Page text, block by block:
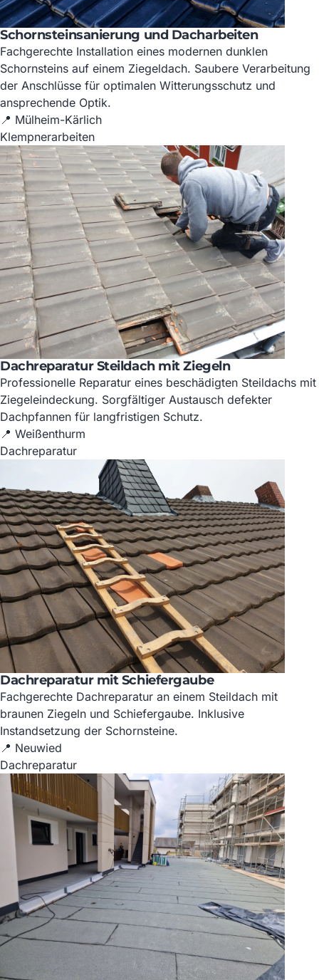
Schornsteinsanierung und Dacharbeiten
Fachgerechte Installation eines modernen dunklen
Schornsteins auf einem Ziegeldach. Saubere Verarbeitung
der Anschlüsse für optimalen Witterungsschutz und
ansprechende Optik.
📍 Mülheim-Kärlich
Klempnerarbeiten
Dachreparatur Steildach mit Ziegeln
Professionelle Reparatur eines beschädigten Steildachs mit
Ziegeleindeckung. Sorgfältiger Austausch defekter
Dachpfannen für langfristigen Schutz.
📍 Weißenthurm
Dachreparatur
Dachreparatur mit Schiefergaube
Fachgerechte Dachreparatur an einem Steildach mit
braunen Ziegeln und Schiefergaube. Inklusive
Instandsetzung der Schornsteine.
📍 Neuwied
Dachreparatur